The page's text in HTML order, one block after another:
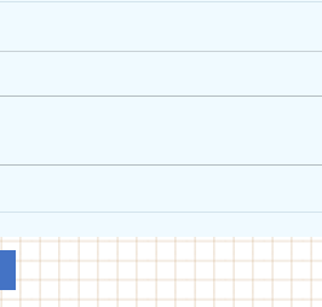
VGG präsentiert sich beim FCG-
Schulsporttag